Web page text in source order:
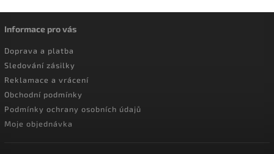
Informace pro vás
Doprava a platba
Sledování zásilky
Reklamace a vrácení
Obchodní podmínky
Podmínky ochrany osobních údajů
Moje objednávka